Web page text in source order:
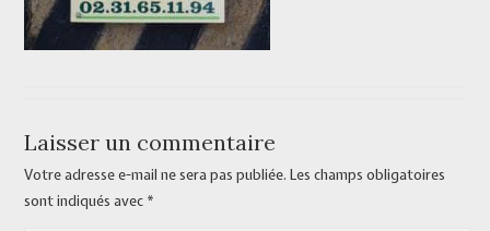
Laisser un commentaire
Votre adresse e-mail ne sera pas publiée. Les champs obligatoires
sont indiqués avec *